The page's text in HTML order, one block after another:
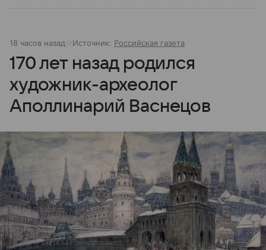
18 часов назад Источник: Российская газета
170 лет назад родился
художник-археолог
Аполлинарий Васнецов